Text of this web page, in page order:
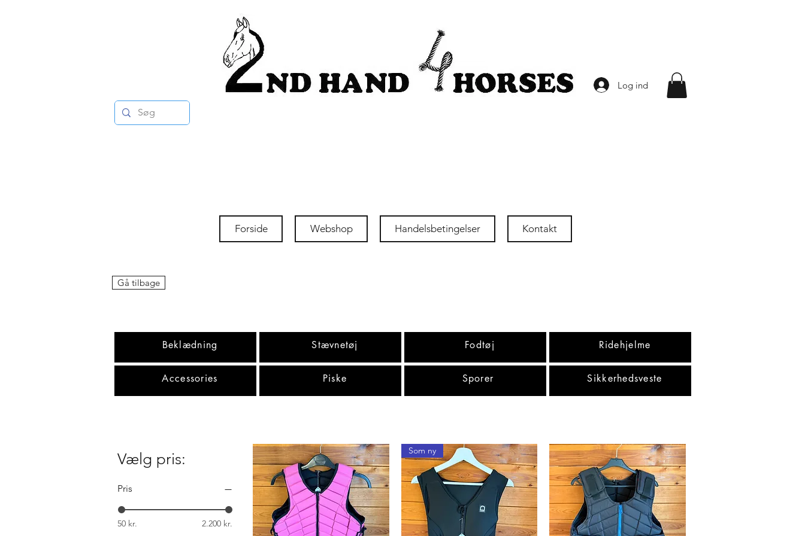
Log ind
Forside Webshop Handelsbetingelser Kontakt
Gå tilbage
Beklædning
Accessories
Stævnetøj
Piske
Fodtøj
Sporer
Ridehjelme
Sikkerhedsveste
Vælg pris:
Pris
50 kr. 2.200 kr.
Som ny